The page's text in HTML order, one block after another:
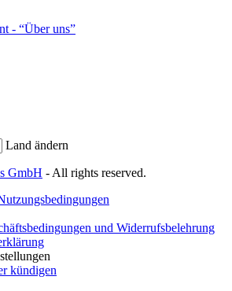
- “Über uns”
Land ändern
GmbH - All rights reserved.
und Widerrufsbelehrung
kündigen